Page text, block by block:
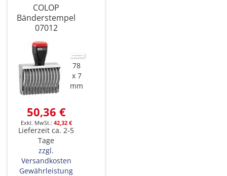
COLOP
Bänderstempel
07012
78
x 7
mm
50,36 €
42,32 €
Lieferzeit ca. 2-5
Tage
zzgl.
Versandkosten
Gewährleistung